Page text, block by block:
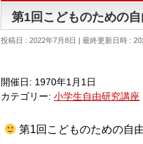
第1回こどものための
投稿日 : 2022年7月8日 最終更新日時 :
開催日: 1970年1月1日
カテゴリー: 小学生自由研究講座
第1回こどものための自